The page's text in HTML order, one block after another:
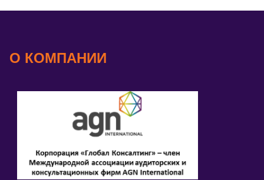
О КОМПАНИИ